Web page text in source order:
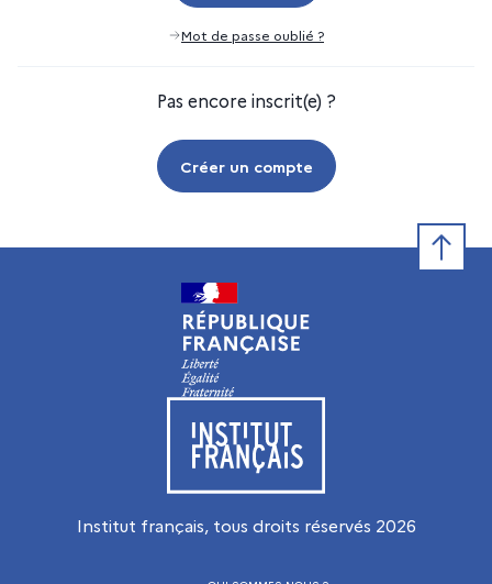
Mot de passe oublié ?
Pas encore inscrit(e) ?
Créer un compte
Visiter le site de l’Institut français
Institut français, tous droits réservés 2026